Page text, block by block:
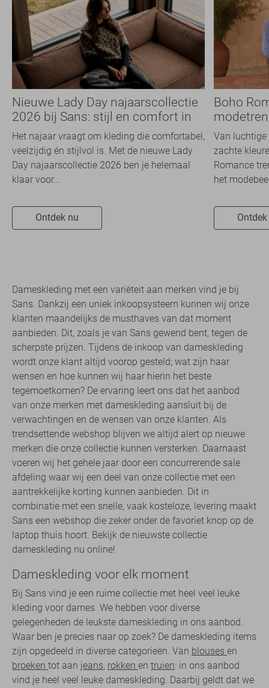
Nieuwe Lady Day najaarscollectie
2026 bij Sans: stijl en comfort in
travelkwaliteit
Het najaar vraagt om kleding die comfortabel,
veelzijdig én stijlvol is. Met de nieuwe Lady
Day najaarscollectie 2026 ben je helemaal
klaar voor...
Ontdek nu
Boho
overal
Van luchtige
zachte
Romance
het
Dameskleding met een variëteit aan merken vind je bij
Sans. Dankzij een uniek inkoopsysteem kunnen wij onze
klanten maandelijks de musthaves van dat moment
aanbieden. Dit, zoals je van Sans gewend bent, tegen de
scherpste prijzen. Tijdens de inkoop van dameskleding
wordt onze klant altijd voorop gesteld; wat zijn haar
wensen en hoe kunnen wij haar hierin het beste
tegemoetkomen? De ervaring leert ons dat het aanbod
van onze merken met dameskleding aansluit bij de
verwachtingen en de wensen van onze klanten. Als
trendsettende webshop blijven we altijd alert op nieuwe
merken die onze collectie kunnen versterken. Daarnaast
voeren wij het gehele jaar door een concurrerende sale
afdeling waar wij een deel van onze collectie met een
aantrekkelijke korting kunnen aanbieden. Dit in
combinatie met een snelle, vaak kosteloze, levering maakt
Sans een webshop die zeker onder de favoriet knop op de
laptop thuis hoort. Bekijk de nieuwste collectie
dameskleding nu online!
Dameskleding voor elk moment
Bij Sans vind je een ruime collectie met heel veel leuke
kleding voor dames. We hebben voor diverse
gelegenheden de leukste dameskleding in ons aanbod.
Waar ben je precies naar op zoek? De dameskleding items
zijn opgedeeld in diverse categorieën. Van blouses en
broeken tot aan jeans, rokken en truien: in ons aanbod
vind je heel veel leuke dameskleding. Daarbij geldt dat we